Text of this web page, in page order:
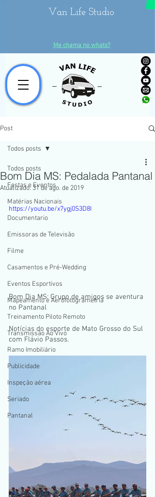
Van Life Studio
Me chama no whats?
Post
Todos posts
Festas e Eventos
Matérias Nacionais
Documentario
Emissoras de Televisão
Filme
Casamentos e Pré-Wedding
Eventos Esportivos
Mapeamento e Aerofotogrametria
Treinamento Piloto Remoto
Transmissão Ao Vivo
Ramo Imobiliário
Publicidade
Inspeção aérea
Seriado
Pantanal
Todos posts
Bom Dia MS: Pedalada Pantanal
Atualizado:31 de ago. de 2019
https://youtu.be/x7ygj0S3D8I
Bom Dia MS: Grupo de amigos se aventura
no Pantanal
Notícias do esporte de Mato Grosso do Sul
com Flávio Passos.